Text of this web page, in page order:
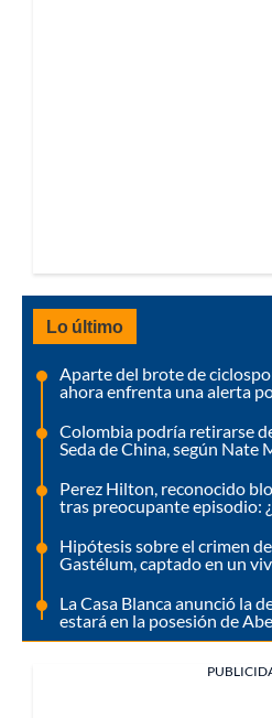
Lo último
Aparte del brote de
ahora enfrenta una alerta
Colombia podría retirarse
Seda de China, según Nate
Perez Hilton, reconocido
tras preocupante episodio:
Hipótesis sobre el crimen
Gastélum, captado en un
La Casa Blanca anunció la
estará en la posesión de